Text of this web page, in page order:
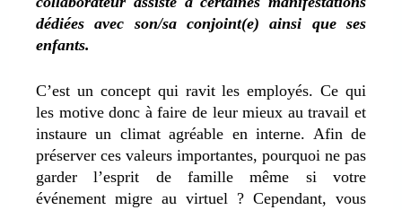
dédiées avec son/sa conjoint(e) ainsi que ses
enfants.
C’est un concept qui ravit les employés. Ce qui
les motive donc à faire de leur mieux au travail et
instaure un climat agréable en interne. Afin de
préserver ces valeurs importantes, pourquoi ne pas
garder l’esprit de famille même si votre
événement migre au virtuel ? Cependant, vous